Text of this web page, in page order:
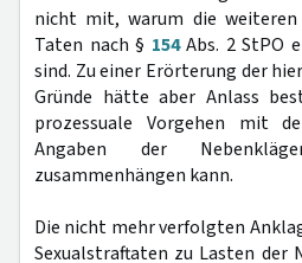
nicht mit, warum die
Taten nach § 154Abs. 2 StPO
sind. Zu einer Erörterung der
Gründe hätte aber Anlass
prozessuale Vorgehen mit
Angaben der
zusammenhängen kann.
Die nicht mehr verfolgten
Sexualstraftaten zu Lasten der